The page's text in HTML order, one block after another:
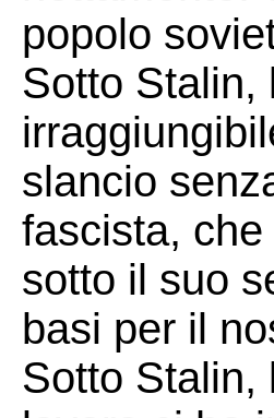
popolo
Sotto Stalin,
slancio
fascista,
sotto il suo
basi per il
Sotto Stalin,